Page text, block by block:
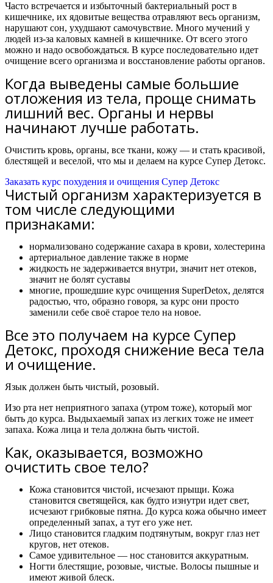
Часто встречается и избыточный бактериальный рост в
кишечнике, их ядовитые вещества отравляют весь организм,
нарушают сон, ухудшают самочувствие. Много мучений у
людей из-за каловых камней в кишечнике. От всего этого
можно и надо освобождаться. В курсе последовательно идет
очищение всего организма и восстановление работы органов.
Когда выведены самые большие
отложения из тела, проще снимать
лишний вес. Органы и нервы
начинают лучше работать.
Очистить кровь, органы, все ткани, кожу — и стать красивой,
блестящей и веселой, что мы и делаем на курсе Супер Детокс.
Заказать курс похудения и очищения Супер Детокс
Чистый организм характеризуется в
том числе следующими
признаками:
нормализовано содержание сахара в крови, холестерина
артериальное давление также в норме
жидкость не задерживается внутри, значит нет отеков,
значит не болят суставы
многие, прошедшие курс очищения SuperDetox, делятся
радостью, что, образно говоря, за курс они просто
заменили себе своё старое тело на новое.
Все это получаем на курсе Супер
Детокс, проходя снижение веса тела
и очищение.
Язык должен быть чистый, розовый.
Изо рта нет неприятного запаха (утром тоже), который мог
быть до курса. Выдыхаемый запах из легких тоже не имеет
запаха. Кожа лица и тела должна быть чистой.
Как, оказывается, возможно
очистить свое тело?​
Кожа становится чистой, исчезают прыщи. Кожа
становится светящейся, как будто изнутри идет свет,
исчезают грибковые пятна. До курса кожа обычно имеет
определенный запах, а тут его уже нет.
Лицо становится гладким подтянутым, вокруг глаз нет
кругов, нет отеков.
Самое удивительное — нос становится аккуратным.
Ногти блестящие, розовые, чистые. Волосы пышные и
имеют живой блеск.